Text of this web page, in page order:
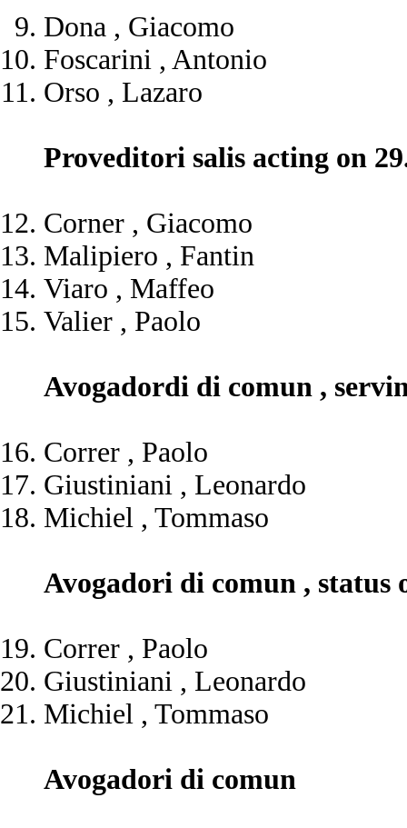
Dona , Giacomo
Foscarini , Antonio
Orso , Lazaro
Proveditori salis acting on
Corner , Giacomo
Malipiero , Fantin
Viaro , Maffeo
Valier , Paolo
Avogadordi di comun ,
Correr , Paolo
Giustiniani , Leonardo
Michiel , Tommaso
Avogadori di comun , status
Correr , Paolo
Giustiniani , Leonardo
Michiel , Tommaso
Avogadori di comun